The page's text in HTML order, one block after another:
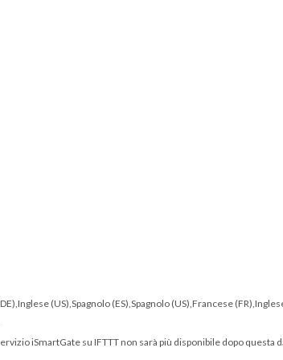
(US),Spagnolo (ES),Spagnolo (US),Francese
iSmartGate su IFTTT non sarà più disponibile dopo questa